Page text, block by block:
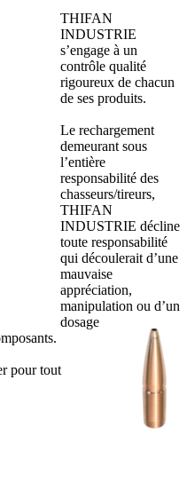
THIFAN
INDUSTRIE
s’engage à un
contrôle qualité
rigoureux de chacun
de ses produits.
Le rechargement
demeurant sous
l’entière
responsabilité des
chasseurs/tireurs,
THIFAN
INDUSTRIE décline
toute responsabilité
qui découlerait d’une
mauvaise
appréciation,
manipulation ou d’un
dosage
pour tout